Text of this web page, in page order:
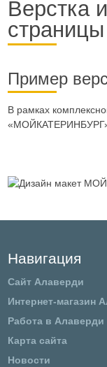
Верстка
Пример
В рамках
«МОЙКАТЕРИНБУРГ»
Навигация
Сайт Алаверди
Интернет-магазин
Работа в Алаверди
Карта сайта
Новости